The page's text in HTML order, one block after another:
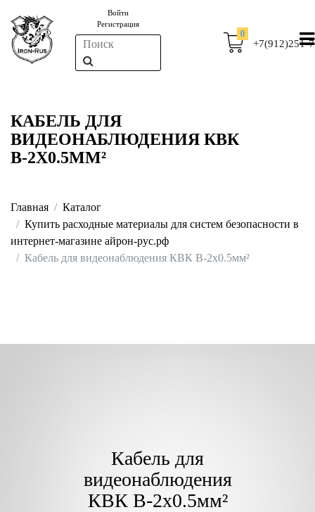
Войти
Регистрация
0
+7(912)251-
КАБЕЛЬ ДЛЯ
ВИДЕОНАБЛЮДЕНИЯ КВК
В-2X0.5ММ²
Главная
Каталог
Купить расходные материалы для систем безопасности в
интернет-магазине айрон-рус.рф
Кабель для видеонаблюдения КВК В-2x0.5мм²
Кабель для
видеонаблюдения
КВК В-2x0.5мм²